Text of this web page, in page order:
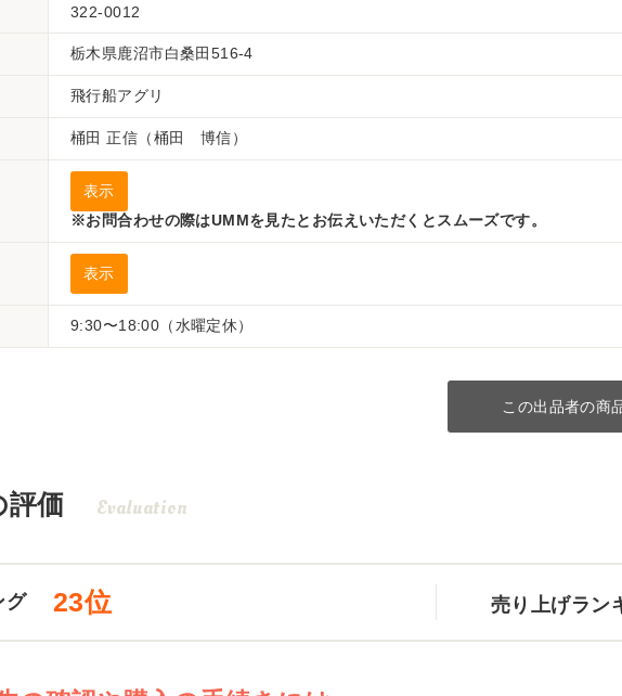
322-0012
栃木県鹿沼市白桑田516-4
飛行船アグリ
桶田 正信（桶田 博信）
表示
※お問合わせの際はUMMを見たとお伝えいただくとスムーズです。
表示
9:30〜18:00（水曜定休）
この出品者の商
評価 Evaluation
グ 23位 売り上げラン